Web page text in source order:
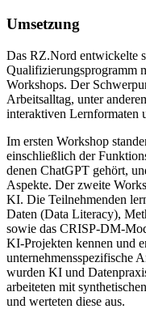
Umsetzung
Das RZ.Nord entwickelte
Qualifizierungsprogramm
Workshops. Der
Arbeitsalltag, unter
interaktiven Lernformaten
Im ersten Workshop
einschließlich der
denen ChatGPT gehört,
Aspekte. Der zweite
KI. Die Teilnehmenden
Daten (Data Literacy),
sowie das CRISP-DM-
KI-Projekten kennen und
unternehmensspezifische
wurden KI und
arbeiteten mit
und werteten diese aus.